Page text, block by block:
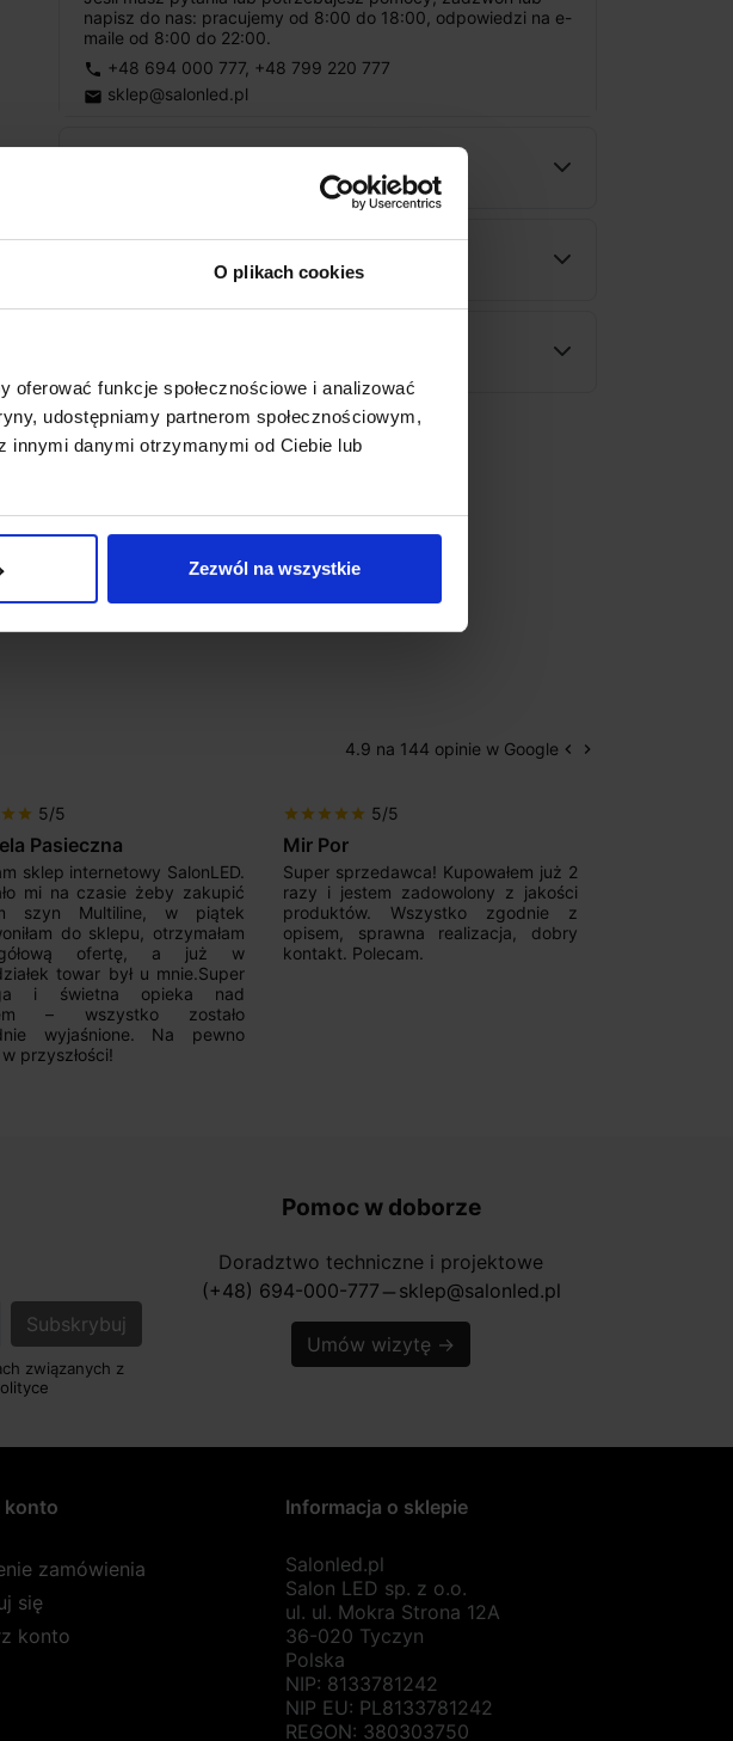
O plikach cookies
funkcje społecznościowe i analizować
udostępniamy partnerom społecznościowym,
innymi danymi otrzymanymi od Ciebie lub
Zezwól na wszystkie
napisz do nas: pracujemy od 8:00 do 18:00, odpowiedzi na e-
maile od 8:00 do 22:00.
phone +48 694 000 777, +48 799 220 777
email sklep@salonled.pl
4.9 na 144 opinie w Google Poprzedni
keyboard_arrow_left Następny
keyboard_arrow_right
star star 5/5
Pasieczna
sklep internetowy SalonLED.
mi na czasie żeby zakupić
szyn Multiline, w piątek
do sklepu, otrzymałam
ofertę, a już w
towar był u mnie.Super
i świetna opieka nad
– wszystko zostało
wyjaśnione. Na pewno
przyszłości!
star star star star star 5/5
Mir Por
Super sprzedawca! Kupowałem już 2
razy i jestem zadowolony z jakości
produktów. Wszystko zgodnie z
opisem, sprawna realizacja, dobry
kontakt. Polecam.
związanych z
Pomoc w doborze
Doradztwo techniczne i projektowe
(+48) 694-000-777 horizontal_rule sklep@salonled.pl
Umów wizytę →
konto
zamówienia
się
konto
Informacja o sklepie
Salonled.pl
Salon LED sp. z o.o.
ul. ul. Mokra Strona 12A
36-020 Tyczyn
Polska
NIP: 8133781242
NIP EU: PL8133781242
REGON: 380303750